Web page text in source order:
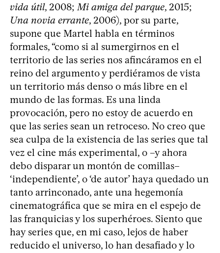
vida útil, 2008;Mi amiga del parque, 2015;
Una novia errante, 2006), por su parte,
supone que Martel habla en términos
formales, “como si al sumergirnos en el
territorio de las series nos afincáramos en el
reino del argumento y perdiéramos de vista
un territorio más denso o más libre en el
mundo de las formas. Es una linda
provocación, pero no estoy de acuerdo en
que las series sean un retroceso. No creo que
sea culpa de la existencia de las series que tal
vez el cine más experimental, o –y ahora
debo disparar un montón de comillas–
‘independiente’, o ‘de autor’ haya quedado un
tanto arrinconado, ante una hegemonía
cinematográfica que se mira en el espejo de
las franquicias y los superhéroes. Siento que
hay series que, en mi caso, lejos de haber
reducido el universo, lo han desafiado y lo